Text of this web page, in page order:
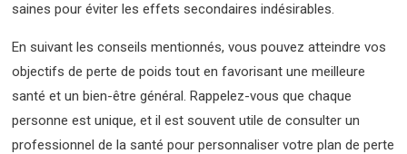
saines pour éviter les effets secondaires indésirables.
En suivant les conseils mentionnés, vous pouvez atteindre vos
objectifs de perte de poids tout en favorisant une meilleure
santé et un bien-être général. Rappelez-vous que chaque
personne est unique, et il est souvent utile de consulter un
professionnel de la santé pour personnaliser votre plan de perte